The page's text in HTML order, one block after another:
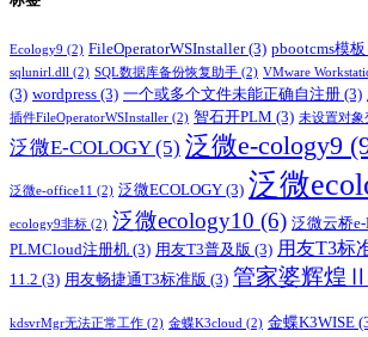
Ecology9 (2) FileOperatorWSInstaller(3) pbootcms模板
sqlunirl.dll (2) SQL数据库备份恢复助手 (2) VMware
(3) wordpress (3) 一个或多个文件未能正确自注册 (3)
插件FileOperatorWSInstaller (2) 智石开PLM (3) 未设置对象
泛微E-COLOGY(5) 泛微e-cology9
泛微e-office11 (2) 泛微ECOLOGY (3) 泛微
ecology9非标 (2) 泛微ecology10 (6) 泛微云桥
PLMCloud注册机 (3) 用友T3普及版 (3) 用友T3标
11.2 (3) 用友畅捷通T3标准版 (3) 管家婆辉煌
kdsvrMgr无法正常工作 (2) 金蝶K3cloud (2) 金蝶K3WISE